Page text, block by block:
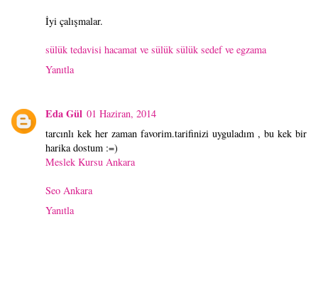
İyi çalışmalar.
sülük tedavisi hacamat ve sülük sülük sedef ve egzama
Yanıtla
Eda Gül 01 Haziran, 2014
tarcınlı kek her zaman favorim.tarifinizi uyguladım , bu kek bir
harika dostum :=)
Meslek Kursu Ankara
Seo Ankara
Yanıtla